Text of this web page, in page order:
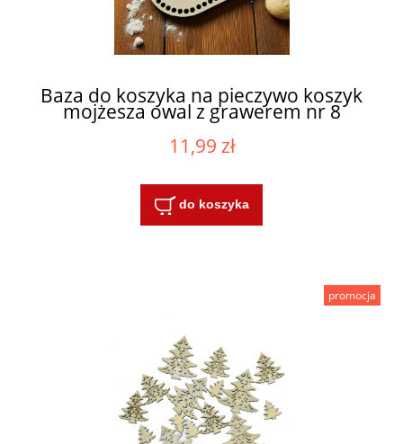
Baza do koszyka na pieczywo koszyk
mojżesza owal z grawerem nr 8
11,99 zł
do koszyka
promocja